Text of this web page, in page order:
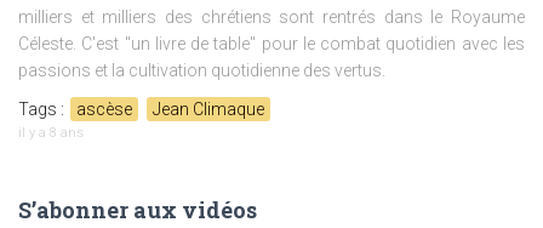
milliers et milliers des chrétiens sont rentrés dans le Royaume
Céleste. C'est "un livre de table" pour le combat quotidien avec les
passions et la cultivation quotidienne des vertus.
Tags :
ascèse Jean Climaque
il y a 8 ans
S’abonner aux vidéos